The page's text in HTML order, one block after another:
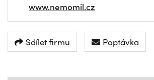
www.nemomil.cz
Sdílet firmu Poptávka